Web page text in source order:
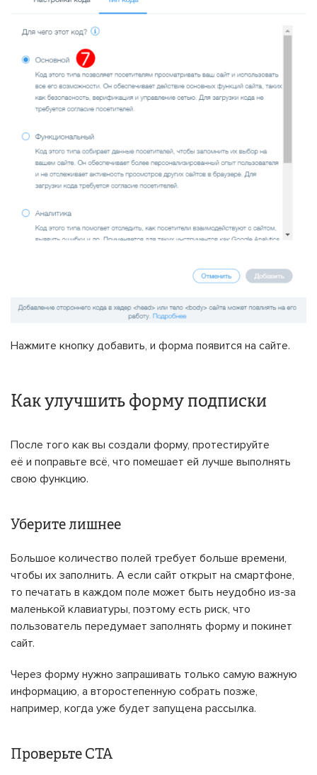
Нажмите кнопку добавить, и форма появится на сайте.
Как улучшить форму подписки
После того как вы создали форму, протестируйте
её и поправьте всё, что помешает ей лучше выполнять
свою функцию.
Уберите лишнее
Большое количество полей требует больше времени,
чтобы их заполнить. А если сайт открыт на смартфоне,
то печатать в каждом поле может быть неудобно из-за
маленькой клавиатуры, поэтому есть риск, что
пользователь передумает заполнять форму и покинет
сайт.
Через форму нужно запрашивать только самую важную
информацию, а второстепенную собрать позже,
например, когда уже будет запущена рассылка.
Проверьте CTA